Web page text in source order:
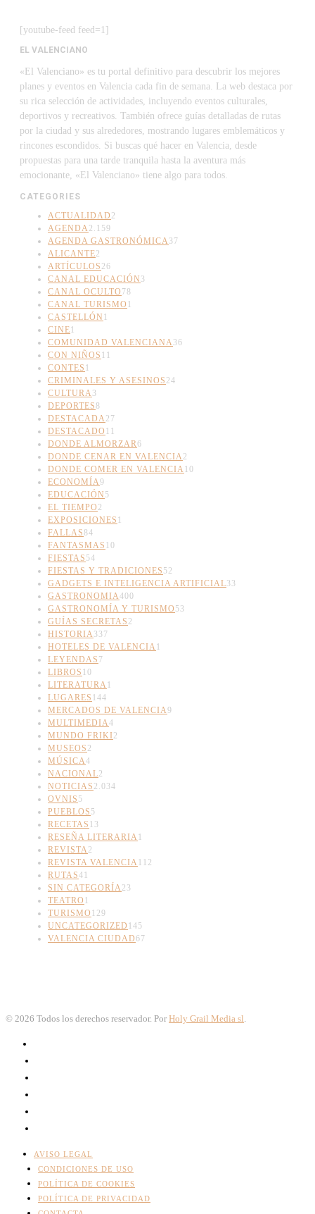
[youtube-feed feed=1]
EL VALENCIANO
«El Valenciano» es tu portal definitivo para descubrir los mejores
planes y eventos en Valencia cada fin de semana. La web destaca por
su rica selección de actividades, incluyendo eventos culturales,
deportivos y recreativos. También ofrece guías detalladas de rutas
por la ciudad y sus alrededores, mostrando lugares emblemáticos y
rincones escondidos. Si buscas qué hacer en Valencia, desde
propuestas para una tarde tranquila hasta la aventura más
emocionante, «El Valenciano» tiene algo para todos.
CATEGORIES
ACTUALIDAD 2
AGENDA2.159
AGENDA GASTRONÓMICA37
ALICANTE2
ARTÍCULOS 26
CANAL EDUCACIÓN 3
CANAL OCULTO 78
CANAL TURISMO 1
CASTELLÓN 1
CINE1
COMUNIDAD VALENCIANA36
CON NIÑOS 11
CONTES 1
CRIMINALES Y ASESINOS 24
CULTURA3
DEPORTES8
DESTACADA27
DESTACADO 11
DONDE ALMORZAR6
DONDE CENAR EN VALENCIA2
DONDE COMER EN VALENCIA10
ECONOMÍA9
EDUCACIÓN 5
EL TIEMPO 2
EXPOSICIONES 1
FALLAS84
FANTASMAS 10
FIESTAS 54
FIESTAS Y TRADICIONES 52
GADGETS E INTELIGENCIA ARTIFICIAL33
GASTRONOMIA400
GASTRONOMÍA Y TURISMO 53
GUÍAS SECRETAS 2
HISTORIA337
HOTELES DE VALENCIA1
LEYENDAS 7
LIBROS 10
LITERATURA1
LUGARES 144
MERCADOS DE VALENCIA9
MULTIMEDIA4
MUNDO FRIKI2
MUSEOS 2
MÚSICA4
NACIONAL2
NOTICIAS 2.034
OVNIS 5
PUEBLOS 5
RECETAS 13
RESEÑA LITERARIA1
REVISTA2
REVISTA VALENCIA112
RUTAS41
SIN CATEGORÍA23
TEATRO 1
TURISMO 129
UNCATEGORIZED 145
VALENCIA CIUDAD67
© 2026 Todos los derechos reservador. Por Holy Grail Media sl.
AVISO LEGAL
CONDICIONES DE USO
POLÍTICA DE COOKIES
POLÍTICA DE PRIVACIDAD